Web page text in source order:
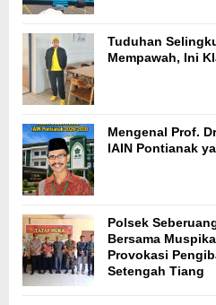
Tuduhan
Mempawah, Ini
Mengenal Prof.
IAIN Pontianak
Polsek
Bersama
Provokasi
Setengah Tiang